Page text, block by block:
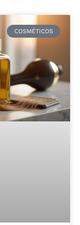
COSMÉTICOS